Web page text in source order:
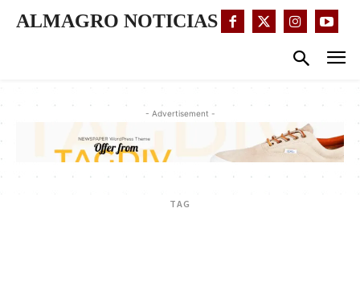
ALMAGRO NOTICIAS
- Advertisement -
TAG